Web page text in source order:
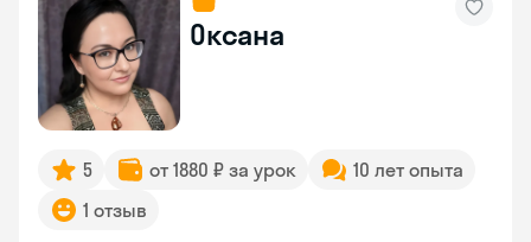
Оксана
5 от 1880 ₽ за урок
10 лет опыта
1 отзыв